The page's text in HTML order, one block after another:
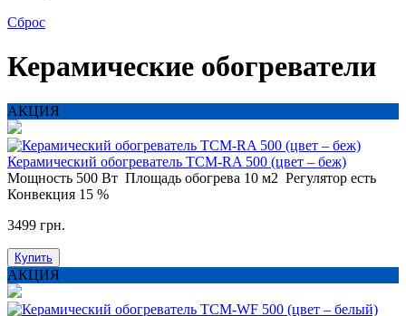
Сброс
Керамические обогреватели
АКЦИЯ
Керамический обогреватель ТСM-RA 500 (цвет – беж)
Мощность 500 Вт Площадь обогрева 10 м2 Регулятор есть
Конвекция 15 %
3499 грн.
Купить
АКЦИЯ